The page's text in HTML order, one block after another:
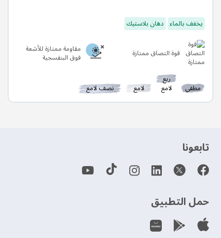
يخفف بالماء دهان بلاستيك
قوة التصاق ممتازة مقاومة ممتازة للأشعة
فوق البنفسجية
مطفي
ربع
لامع لامع نصف لامع
‫تابعونا‬
حمل التطبيق